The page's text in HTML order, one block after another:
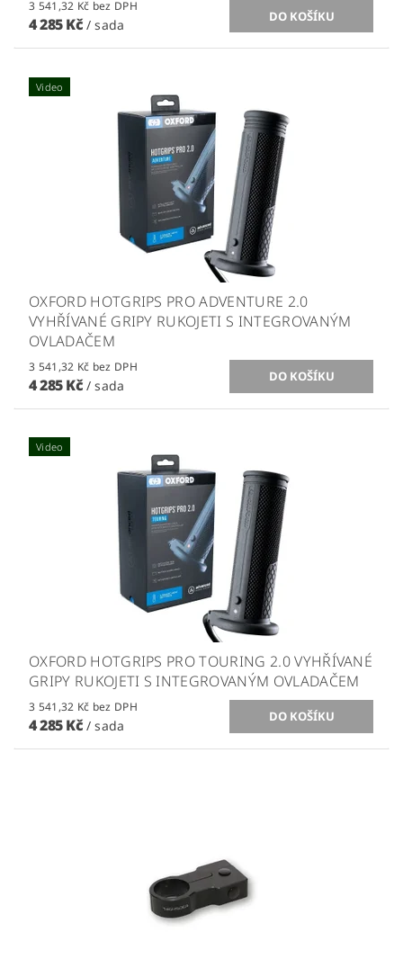
3 541,32 Kč bez DPH
4 285 Kč / sada
Video
OXFORD HOTGRIPS PRO ADVENTURE 2.0
VYHŘÍVANÉ GRIPY RUKOJETI S INTEGROVANÝM
OVLADAČEM
3 541,32 Kč bez DPH
4 285 Kč / sada
Video
OXFORD HOTGRIPS PRO TOURING 2.0 VYHŘÍVANÉ
GRIPY RUKOJETI S INTEGROVANÝM OVLADAČEM
3 541,32 Kč bez DPH
4 285 Kč / sada